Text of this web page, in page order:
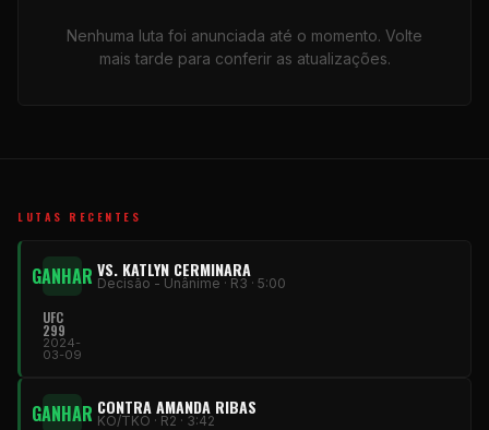
Nenhuma luta foi anunciada até o momento. Volte
mais tarde para conferir as atualizações.
LUTAS RECENTES
GANHAR VS. KATLYN CERMINARA
Decisão - Unânime · R3 · 5:00
UFC
299
2024-
03-09
GANHAR CONTRA AMANDA RIBAS
KO/TKO · R2 · 3:42